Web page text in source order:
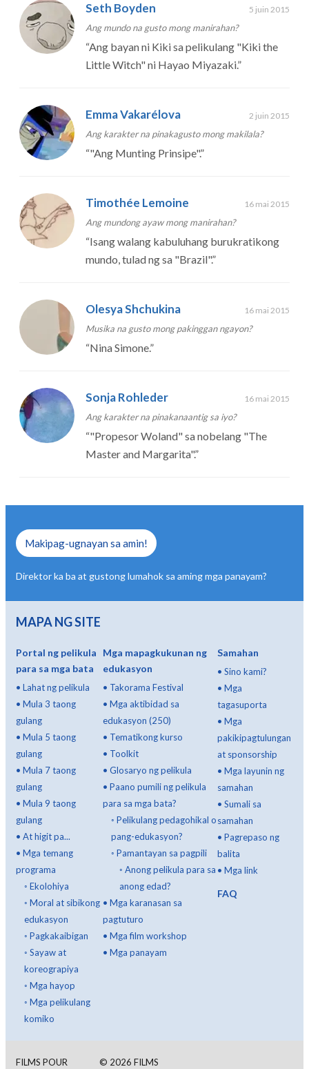
Seth Boyden 5 juin 2015
Ang mundo na gusto mong manirahan?
“Ang bayan ni Kiki sa pelikulang "Kiki the
Little Witch" ni Hayao Miyazaki.”
Emma Vakarélova 2 juin 2015
Ang karakter na pinakagusto mong makilala?
“"Ang Munting Prinsipe".”
Timothée Lemoine 16 mai 2015
Ang mundong ayaw mong manirahan?
“Isang walang kabuluhang burukratikong
mundo, tulad ng sa "Brazil".”
Olesya Shchukina 16 mai 2015
Musika na gusto mong pakinggan ngayon?
“Nina Simone.”
Sonja Rohleder 16 mai 2015
Ang karakter na pinakanaantig sa iyo?
“"Propesor Woland" sa nobelang "The
Master and Margarita".”
Makipag-ugnayan sa amin!
Direktor ka ba at gustong lumahok sa aming mga panayam?
MAPA NG SITE
Portal ng pelikula
para sa mga bata
• Lahat ng pelikula
• Mula 3 taong
gulang
• Mula 5 taong
gulang
• Mula 7 taong
gulang
• Mula 9 taong
gulang
• At higit pa...
• Mga temang
programa
◦ Ekolohiya
◦ Moral at sibikong
edukasyon
◦ Pagkakaibigan
◦ Sayaw at
koreograpiya
◦ Mga hayop
◦ Mga pelikulang
komiko
Mga mapagkukunan ng
edukasyon
• Takorama Festival
• Mga aktibidad sa
edukasyon (250)
• Tematikong kurso
• Toolkit
• Glosaryo ng pelikula
• Paano pumili ng pelikula
para sa mga bata?
◦ Pelikulang pedagohikal o
pang-edukasyon?
◦ Pamantayan sa pagpili
◦ Anong pelikula para sa
anong edad?
• Mga karanasan sa
pagtuturo
• Mga film workshop
• Mga panayam
Samahan
•Sino kami?
•Mga
tagasuporta
•Mga
pakikipagtulungan
at sponsorship
•Mga layunin ng
samahan
•Sumali sa
samahan
•Pagrepaso ng
balita
•Mga link
FAQ
FILMS POUR © 2026 FILMS